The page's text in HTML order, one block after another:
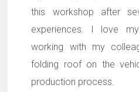
this workshop after
experiences. I love
working with my
folding roof on the
production process.